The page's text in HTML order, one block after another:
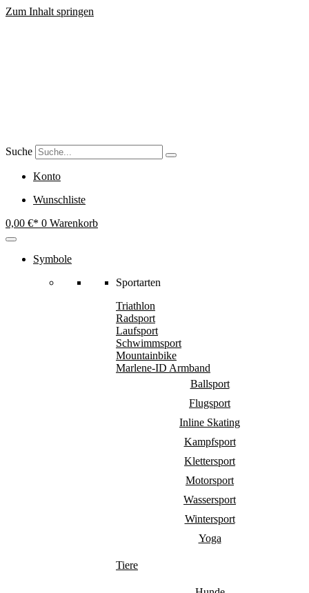
Zum Inhalt springen
Suche
Konto
Wunschliste
0,00 € 0 Warenkorb
Symbole
Sportarten
Triathlon
Radsport
Laufsport
Schwimmsport
Mountainbike
Marlene-ID Armband
Ballsport
Flugsport
Inline Skating
Kampfsport
Klettersport
Motorsport
Wassersport
Wintersport
Yoga
Tiere